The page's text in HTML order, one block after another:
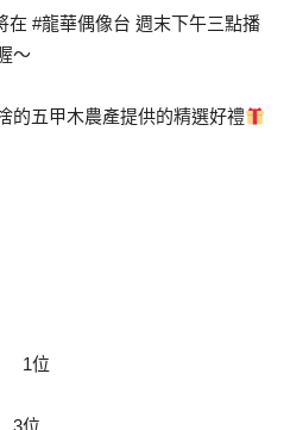
在 #龍華偶像台 週末下午三點播
～
的五甲木農產提供的精選好禮
1位
3位